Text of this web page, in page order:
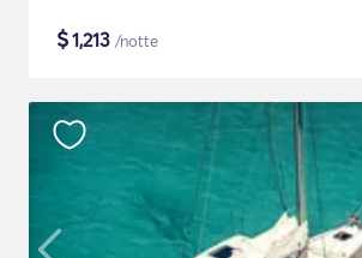
$1,213 /notte